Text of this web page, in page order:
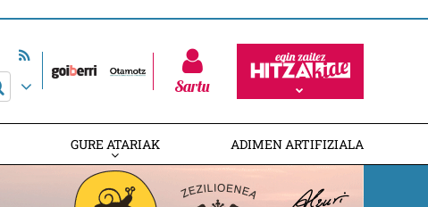
Sartu
GURE ATARIAK ADIMEN ARTIFIZIALA